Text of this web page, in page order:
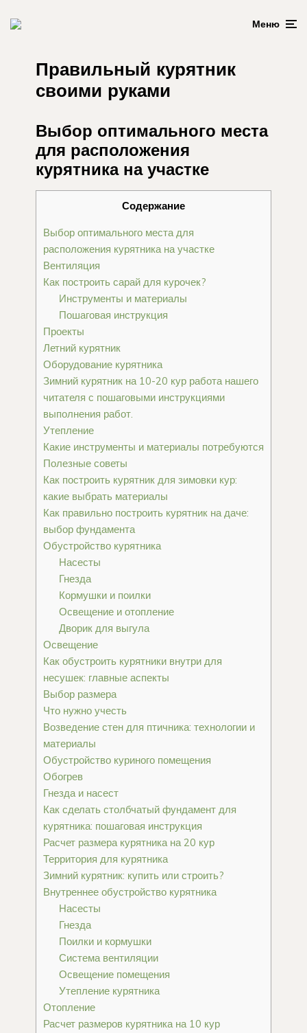
Меню
Правильный курятник
своими руками
Выбор оптимального места
для расположения
курятника на участке
Содержание
Выбор оптимального места для
расположения курятника на участке
Вентиляция
Как построить сарай для курочек?
Инструменты и материалы
Пошаговая инструкция
Проекты
Летний курятник
Оборудование курятника
Зимний курятник на 10-20 кур работа нашего
читателя с пошаговыми инструкциями
выполнения работ.
Утепление
Какие инструменты и материалы потребуются
Полезные советы
Как построить курятник для зимовки кур:
какие выбрать материалы
Как правильно построить курятник на даче:
выбор фундамента
Обустройство курятника
Насесты
Гнезда
Кормушки и поилки
Освещение и отопление
Дворик для выгула
Освещение
Как обустроить курятники внутри для
несушек: главные аспекты
Выбор размера
Что нужно учесть
Возведение стен для птичника: технологии и
материалы
Обустройство куриного помещения
Обогрев
Гнезда и насест
Как сделать столбчатый фундамент для
курятника: пошаговая инструкция
Расчет размера курятника на 20 кур
Территория для курятника
Зимний курятник: купить или строить?
Внутреннее обустройство курятника
Насесты
Гнезда
Поилки и кормушки
Система вентиляции
Освещение помещения
Утепление курятника
Отопление
Расчет размеров курятника на 10 кур